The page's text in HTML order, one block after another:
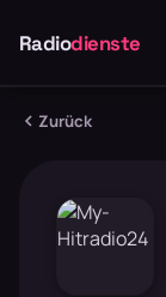
Radiodienste
Zurück